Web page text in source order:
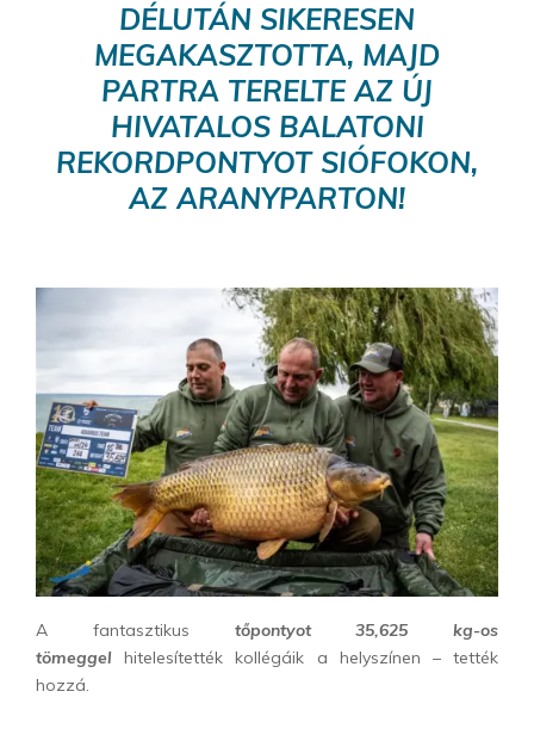
DÉLUTÁN SIKERESEN
MEGAKASZTOTTA, MAJD
PARTRA TERELTE AZ ÚJ
HIVATALOS BALATONI
REKORDPONTYOT SIÓFOKON,
AZ ARANYPARTON!
A fantasztikus tőpontyot 35,625 kg-os
tömeggelhitelesítették kollégáik a helyszínen – tették
hozzá.